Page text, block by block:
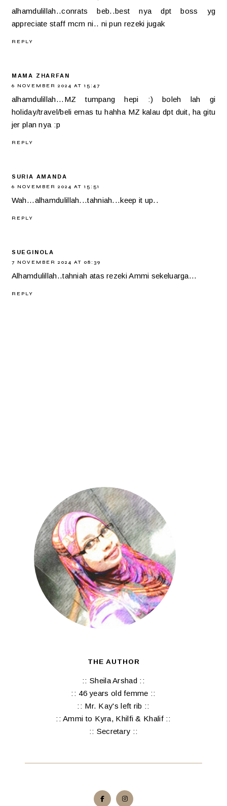
alhamdulillah..conrats beb..best nya dpt boss yg
appreciate staff mcm ni.. ni pun rezeki jugak
REPLY
MAMA ZHARFAN
6 NOVEMBER 2024 AT 15:47
alhamdulillah...MZ tumpang hepi :) boleh lah gi
holiday/travel/beli emas tu hahha MZ kalau dpt duit, ha gitu
jer plan nya :p
REPLY
SURIA AMANDA
6 NOVEMBER 2024 AT 15:51
Wah...alhamdulillah...tahniah...keep it up..
REPLY
SUEGINOLA
7 NOVEMBER 2024 AT 08:39
Alhamdulillah..tahniah atas rezeki Ammi sekeluarga...
REPLY
THE AUTHOR
:: Sheila Arshad ::
:: 46 years old femme ::
:: Mr. Kay's left rib ::
:: Ammi to Kyra, Khilfi & Khalif ::
:: Secretary ::